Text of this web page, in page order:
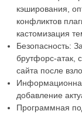
кэширования,
конфликтов
кастомизация
Безопасность:
брутфорс-атак,
сайта после
добавление
Программная